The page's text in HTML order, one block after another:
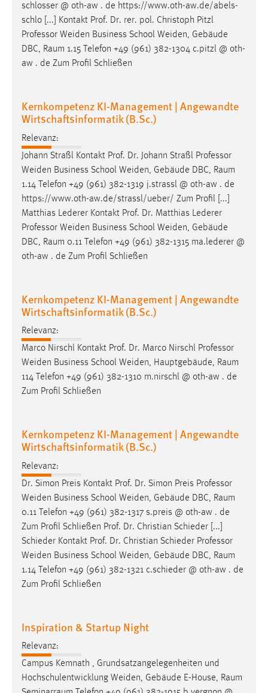
schlosser @ oth-aw . de https://www.oth-aw.de/abels-
schlo [...] Kontakt Prof. Dr. rer. pol. Christoph Pitzl
Professor Weiden Business School Weiden, Gebäude
DBC, Raum 1.15 Telefon +49 (961) 382-1304 c.pitzl @ oth-
aw . de Zum Profil Schließen
Kernkompetenz KI-Management | Angewandte
Wirtschaftsinformatik (B.Sc.)
Relevanz:
Johann Straßl Kontakt Prof. Dr. Johann Straßl Professor
Weiden Business School Weiden, Gebäude DBC, Raum
1.14 Telefon +49 (961) 382-1319 j.strassl @ oth-aw . de
https://www.oth-aw.de/strassl/ueber/ Zum Profil [...]
Matthias Lederer Kontakt Prof. Dr. Matthias Lederer
Professor Weiden Business School Weiden, Gebäude
DBC, Raum 0.11 Telefon +49 (961) 382-1315 ma.lederer @
oth-aw . de Zum Profil Schließen
Kernkompetenz KI-Management | Angewandte
Wirtschaftsinformatik (B.Sc.)
Relevanz:
Marco Nirschl Kontakt Prof. Dr. Marco Nirschl Professor
Weiden Business School Weiden, Hauptgebäude, Raum
114 Telefon +49 (961) 382-1310 m.nirschl @ oth-aw . de
Zum Profil Schließen
Kernkompetenz KI-Management | Angewandte
Wirtschaftsinformatik (B.Sc.)
Relevanz:
Dr. Simon Preis Kontakt Prof. Dr. Simon Preis Professor
Weiden Business School Weiden, Gebäude DBC, Raum
0.11 Telefon +49 (961) 382-1317 s.preis @ oth-aw . de
Zum Profil Schließen Prof. Dr. Christian Schieder [...]
Schieder Kontakt Prof. Dr. Christian Schieder Professor
Weiden Business School Weiden, Gebäude DBC, Raum
1.14 Telefon +49 (961) 382-1321 c.schieder @ oth-aw . de
Zum Profil Schließen
Inspiration & Startup Night
Relevanz:
Campus Kemnath , Grundsatzangelegenheiten und
Hochschulentwicklung Weiden, Gebäude E-House, Raum